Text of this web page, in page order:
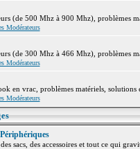
(de 500 Mhz à 900 Mhz), problèmes
Modérateurs
(de 300 Mhz à 466 Mhz), problèmes
Modérateurs
en vrac, problèmes matériels, solutions
Modérateurs
sacs, des accessoires et tout ce qui